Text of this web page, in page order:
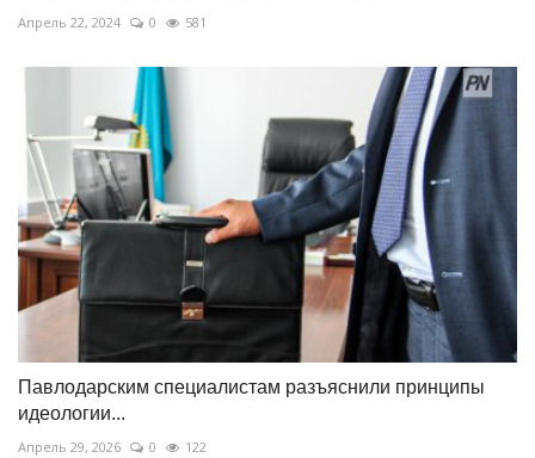
Апрель 22, 2024 0 581
Павлодарским специалистам разъяснили принципы
идеологии...
Апрель 29, 2026 0 122